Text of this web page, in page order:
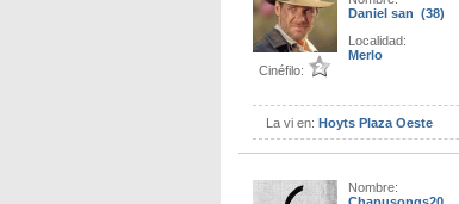
Cinéfilo:
Daniel san (38)
Localidad:
Merlo
La vi en:Hoyts Plaza Oeste
Nombre: